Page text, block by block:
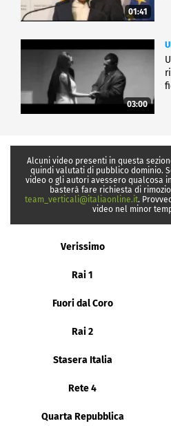
01:41
03:00
Alcuni video presenti in questa
quindi valutati di pubblico dominio.
video o gli autori avessero qualcosa
basterà fare richiesta di
team_verticali@italiaonline.it.
video nel minor
Verissimo
Rai 1
Fuori dal Coro
Rai 2
Stasera Italia
Rete 4
Quarta Repubblica